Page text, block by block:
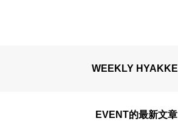
WEEKLY HYAKKEI
EVENT的最新文章